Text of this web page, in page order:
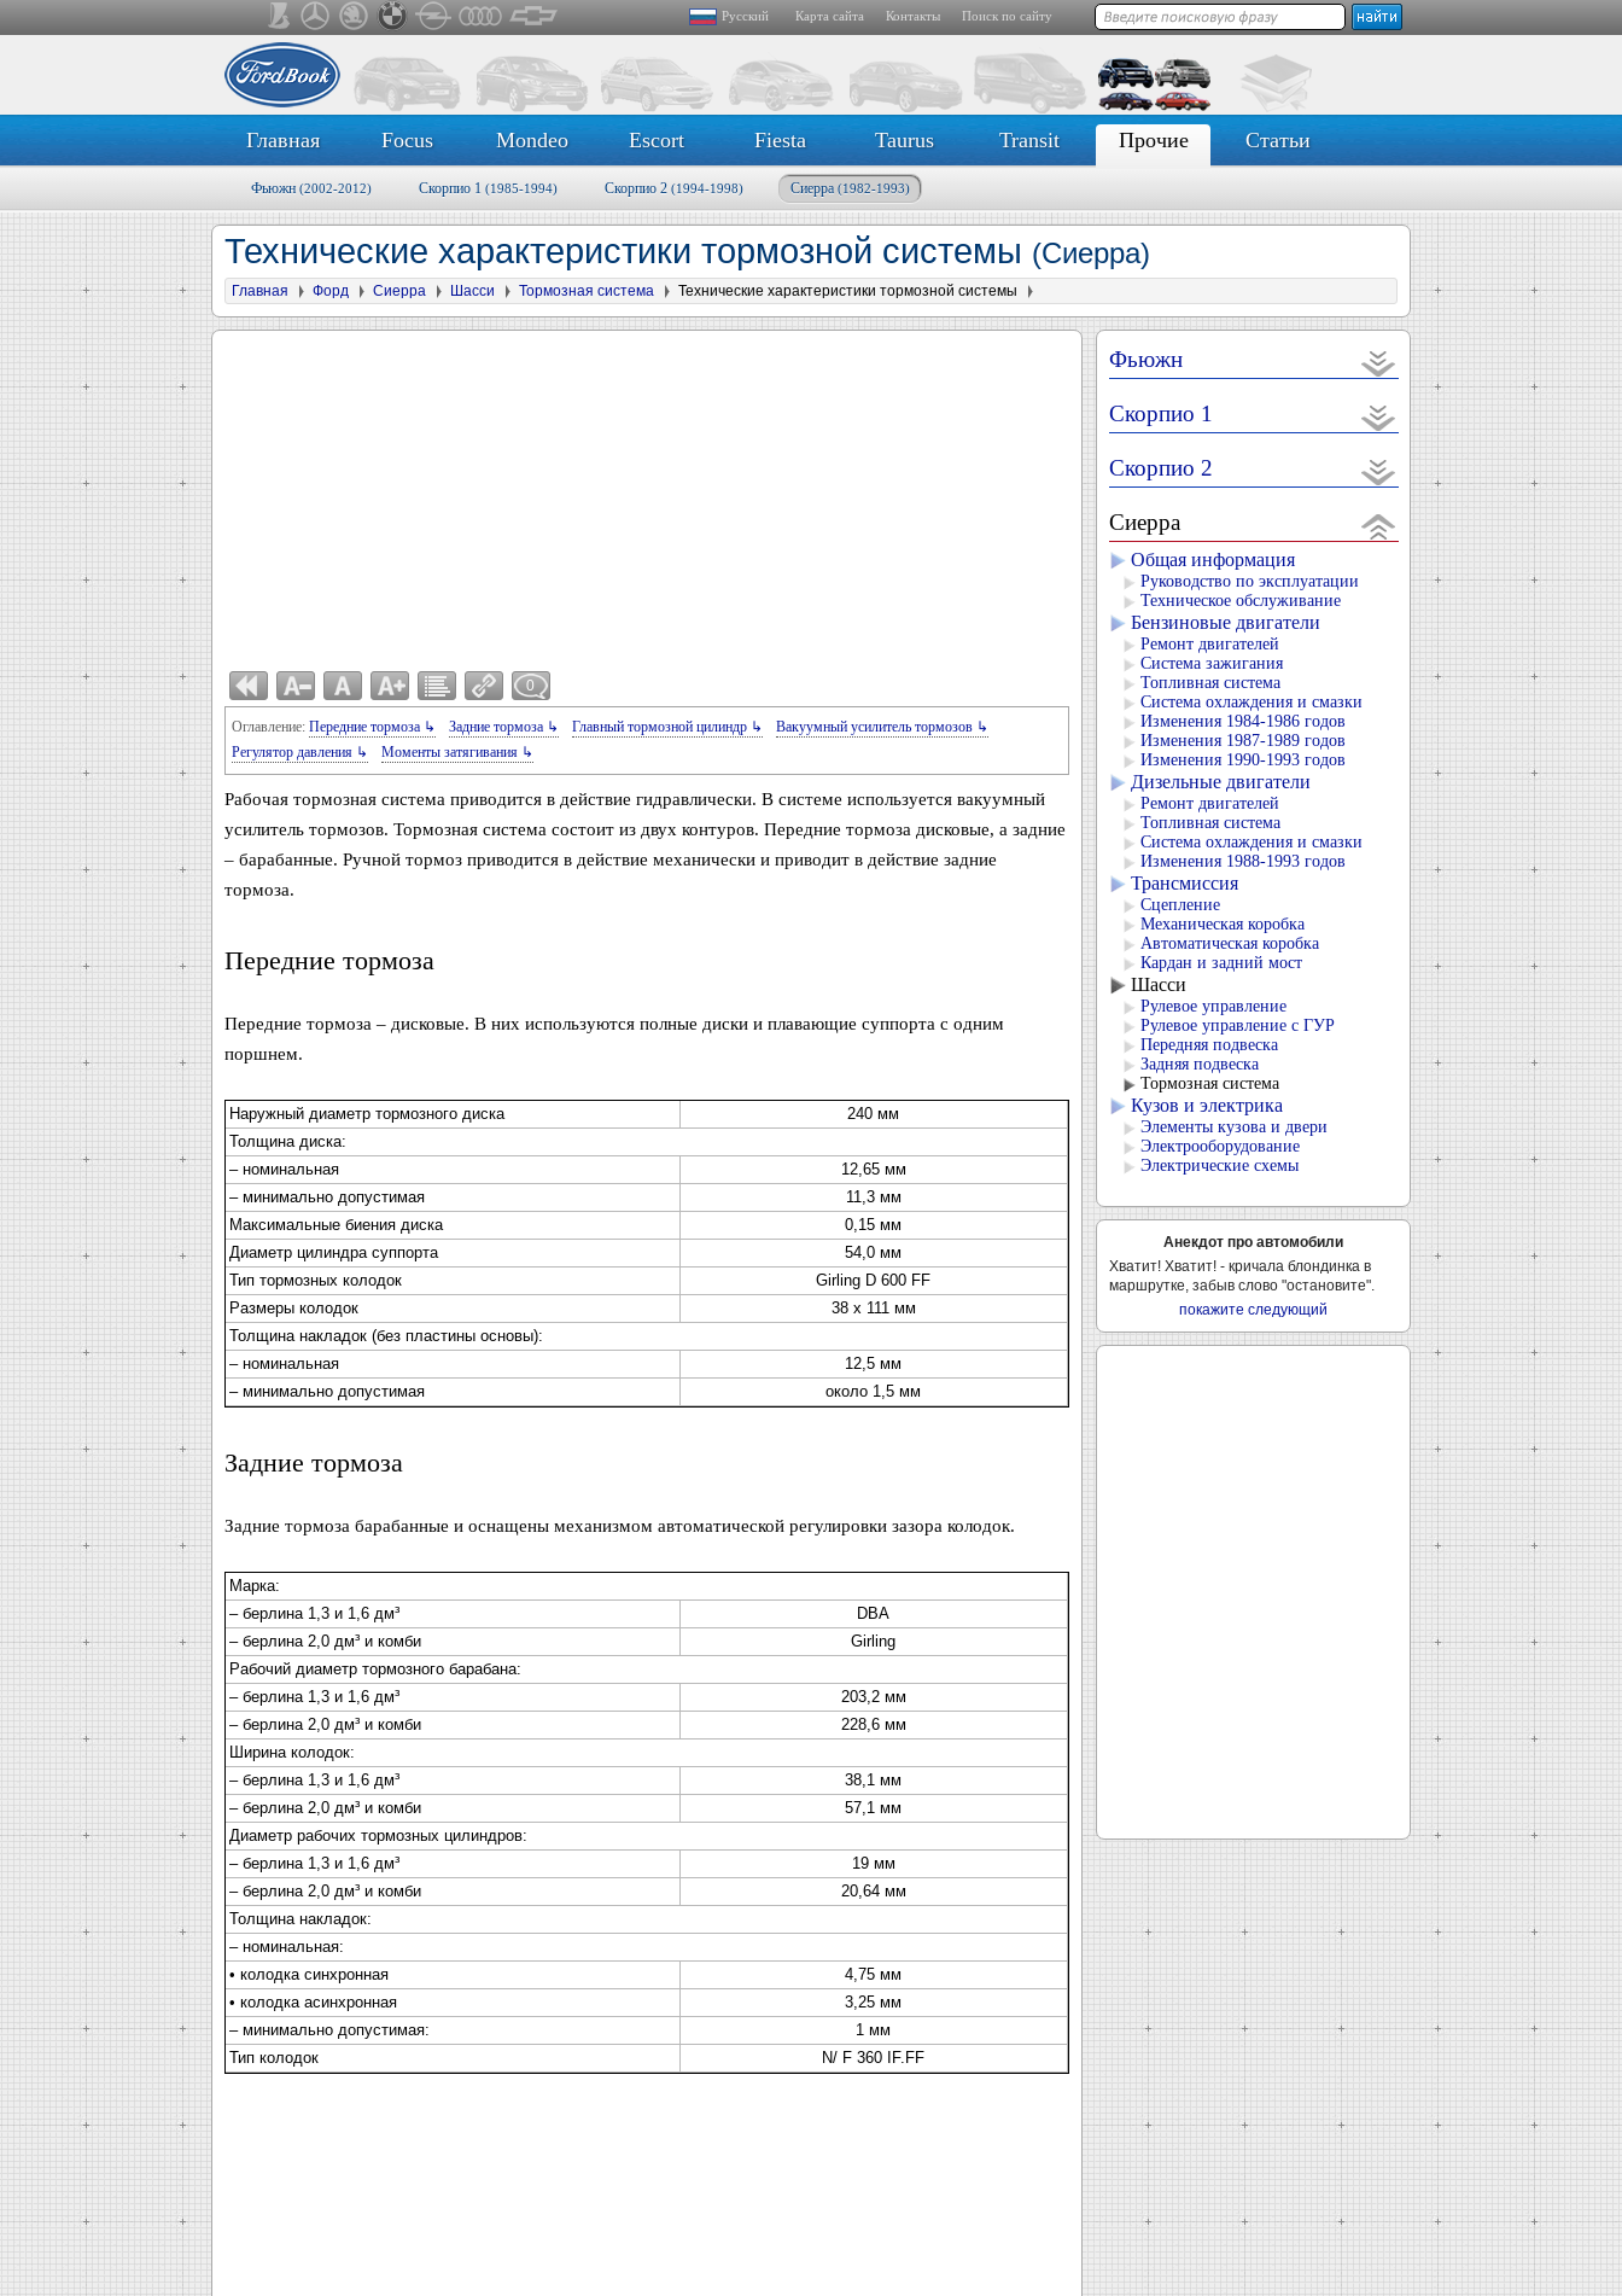
Русский Карта сайта Контакты Поиск по сайту
Главная Focus Mondeo Escort Fiesta Taurus Transit Прочие Статьи
Фьюжн (2002-2012) Скорпио 1 (1985-1994) Скорпио 2 (1994-1998) Сиерра (1982-1993)
Технические характеристики тормозной системы (Сиерра)
Главная Форд Сиерра Шасси Тормозная система Технические характеристики тормозной системы
0
Оглавление: Передние тормоза ↳ Задние тормоза ↳ Главный тормозной цилиндр ↳
Вакуумный усилитель тормозов ↳
Регулятор давления ↳
Моменты затягивания ↳
Рабочая тормозная система приводится в действие гидравлически. В системе используется вакуумный
усилитель тормозов. Тормозная система состоит из двух контуров. Передние тормоза дисковые, а задние
– барабанные. Ручной тормоз приводится в действие механически и приводит в действие задние
тормоза.
Передние тормоза
Передние тормоза – дисковые. В них используются полные диски и плавающие суппорта с одним
поршнем.
Наружный диаметр тормозного диска
240 мм
Толщина диска:
– номинальная
12,65 мм
– минимально допустимая
11,3 мм
Максимальные биения диска
0,15 мм
Диаметр цилиндра суппорта
54,0 мм
Тип тормозных колодок
Girling D 600 FF
Размеры колодок
38 x 111 мм
Толщина накладок (без пластины основы):
– номинальная
12,5 мм
– минимально допустимая
около 1,5 мм
Задние тормоза
Задние тормоза барабанные и оснащены механизмом автоматической регулировки зазора колодок.
Марка:
– берлина 1,3 и 1,6 дм³
DBA
– берлина 2,0 дм³ и комби
Girling
Рабочий диаметр тормозного барабана:
– берлина 1,3 и 1,6 дм³
203,2 мм
– берлина 2,0 дм³ и комби
228,6 мм
Ширина колодок:
– берлина 1,3 и 1,6 дм³
38,1 мм
– берлина 2,0 дм³ и комби
57,1 мм
Диаметр рабочих тормозных цилиндров:
– берлина 1,3 и 1,6 дм³
19 мм
– берлина 2,0 дм³ и комби
20,64 мм
Толщина накладок:
– номинальная:
• колодка синхронная
4,75 мм
• колодка асинхронная
3,25 мм
– минимально допустимая:
1 мм
Тип колодок
N/ F 360 IF.FF
Фьюжн
Скорпио 1
Скорпио 2
Сиерра
Общая информация
Руководство по эксплуатации
Техническое обслуживание
Бензиновые двигатели
Ремонт двигателей
Система зажигания
Топливная система
Система охлаждения и смазки
Изменения 1984-1986 годов
Изменения 1987-1989 годов
Изменения 1990-1993 годов
Дизельные двигатели
Ремонт двигателей
Топливная система
Система охлаждения и смазки
Изменения 1988-1993 годов
Трансмиссия
Сцепление
Механическая коробка
Автоматическая коробка
Кардан и задний мост
Шасси
Рулевое управление
Рулевое управление с ГУР
Передняя подвеска
Задняя подвеска
Тормозная система
Кузов и электрика
Элементы кузова и двери
Электрооборудование
Электрические схемы
Анекдот про автомобили
Хватит! Хватит! - кричала блондинка в
маршрутке, забыв слово "остановите".
покажите следующий